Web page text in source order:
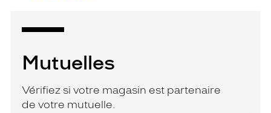
Mutuelles
Vérifiez si votre magasin est partenaire
de votre mutuelle.